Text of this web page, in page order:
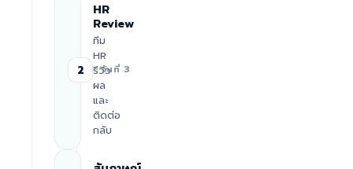
2
HR
Review
ทีม
HR
รีวิว
ผล
และ
ติดต่อ
กลับ
≈ วันที่ 3